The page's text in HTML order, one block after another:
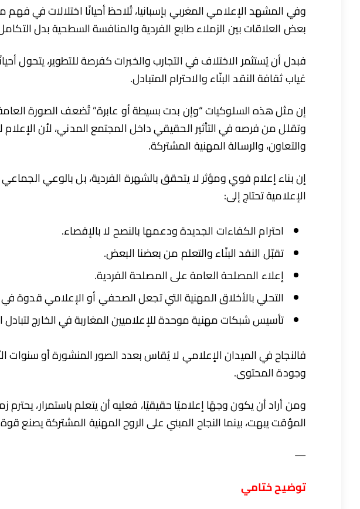
وفي المشهد الإعلامي المغربي بإسبانيا، تُلاحظ أحيانًا اختلالات في
بعض العلاقات بين الزملاء طابع الفردية والمنافسة السطحية بدل
فبدل أن يُستثمر الاختلاف في التجارب والخبرات كفرصة للتطوير، يتحول
غياب ثقافة النقد البنّاء والاحترام المتبادل.
إن مثل هذه السلوكيات “وإن بدت بسيطة أو عابرة” تُضعف الصورة
وتقلل من فرصه في التأثير الحقيقي داخل المجتمع المدني، لأن الإعلام
والتعاون، والرسالة المهنية المشتركة.
إن بناء إعلام قوي ومؤثر لا يتحقق بالشهرة الفردية، بل بالوعي
الإعلامية تحتاج إلى:
احترام الكفاءات الجديدة ودعمها بالنصح لا بالإقصاء.
تقبّل النقد البنّاء والتعلم من بعضنا البعض.
إعلاء المصلحة العامة على المصلحة الفردية.
التحلي بالأخلاق المهنية التي تجعل الصحفي أو الإعلامي قدوة
تأسيس شبكات مهنية موحدة للإعلاميين المغاربة في الخارج لتبادل
فالنجاح في الميدان الإعلامي لا يُقاس بعدد الصور المنشورة أو سنوات
وجودة المحتوى.
ومن أراد أن يكون وجهًا إعلاميًا حقيقيًا، فعليه أن يتعلم باستمرار، يحترم
المؤقت يبهت، بينما النجاح المبني على الروح المهنية المشتركة يصنع
—
توضيح ختامي